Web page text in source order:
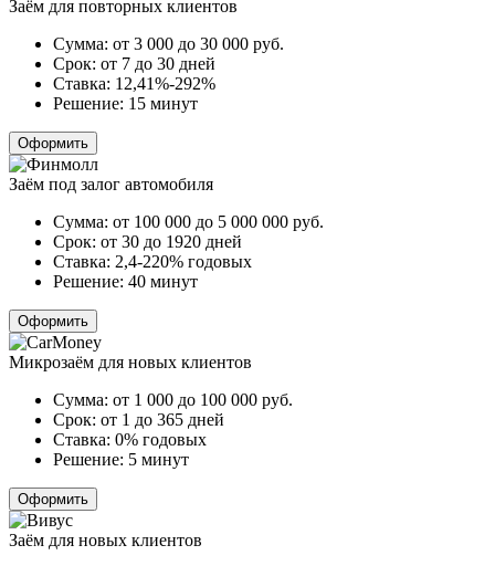
Заём для повторных клиентов
Сумма: от 3 000 до 30 000 руб.
Срок: от 7 до 30 дней
Ставка: 12,41%-292%
Решение: 15 минут
Оформить
Заём под залог автомобиля
Сумма: от 100 000 до 5 000 000 руб.
Срок: от 30 до 1920 дней
Ставка: 2,4-220% годовых
Решение: 40 минут
Оформить
Микрозаём для новых клиентов
Сумма: от 1 000 до 100 000 руб.
Срок: от 1 до 365 дней
Ставка: 0% годовых
Решение: 5 минут
Оформить
Заём для новых клиентов